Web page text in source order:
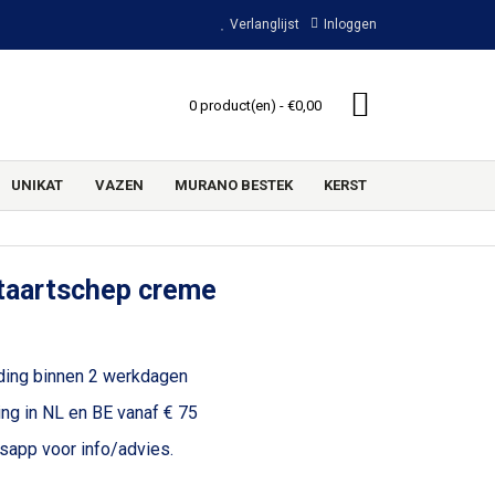
Verlanglijst Inloggen
0 product(en) - €0,00
UNIKAT VAZEN MURANO BESTEK KERST
creme
binnen 2 werkdagen
in NL en BE vanaf € 75
voor info/advies.